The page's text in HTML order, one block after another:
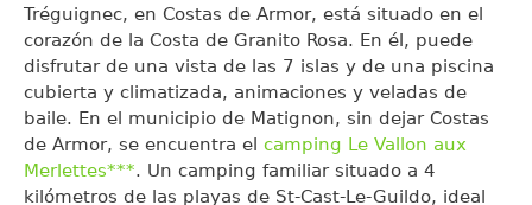
Tréguignec, en Costas de Armor, está situado en el
corazón de la Costa de Granito Rosa. En él, puede
disfrutar de una vista de las 7 islas y de una piscina
cubierta y climatizada, animaciones y veladas de
baile. En el municipio de Matignon, sin dejar Costas
de Armor, se encuentra el camping Le Vallon aux
Merlettes***. Un camping familiar situado a 4
kilómetros de las playas de St-Cast-Le-Guildo, ideal